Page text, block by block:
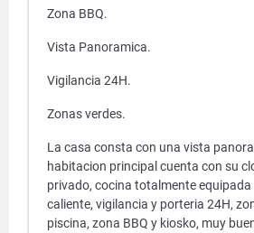
Zona BBQ.
Vista Panoramica.
Vigilancia 24H.
Zonas verdes.
La casa consta con una vista
habitacion principal cuenta con su
privado, cocina totalmente equipada
caliente, vigilancia y porteria 24H,
piscina, zona BBQ y kiosko, muy